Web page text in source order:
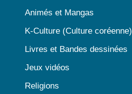
Animés et Mangas
K-Culture (Culture coréenne)
Livres et Bandes dessinées
Jeux vidéos
Religions